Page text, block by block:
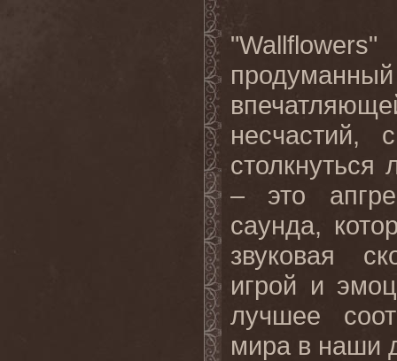
несчастий,
столкнуться
– это
саунда,
звуковая
игрой и
лучшее
мира в наши